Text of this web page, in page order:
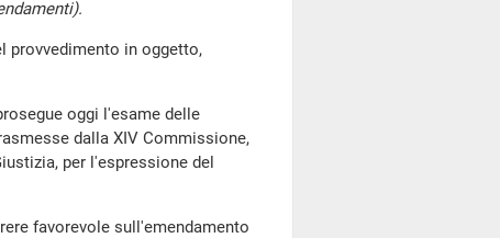
in oggetto,
oggi l'esame delle
dalla XIV Commissione,
per l'espressione del
favorevole sull'emendamento